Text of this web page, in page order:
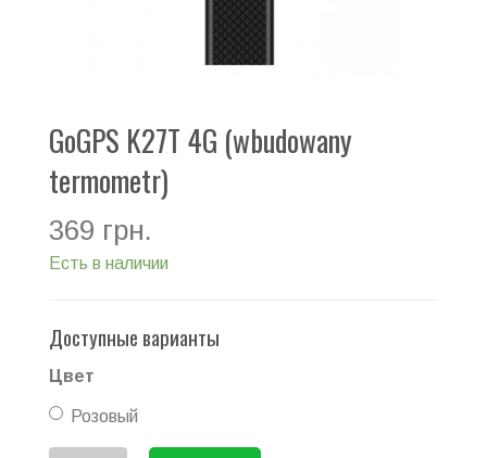
GoGPS K27T 4G (wbudowany
termometr)
369 грн.
Есть в наличии
Доступные варианты
Цвет
Розовый